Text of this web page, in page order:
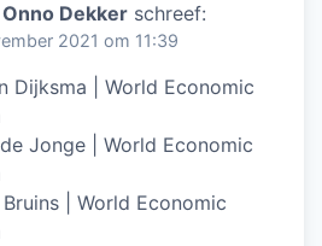
Onno Dekker schreef:
2021 om 11:39
Dijksma | World Economic
Jonge | World Economic
Bruins | World Economic